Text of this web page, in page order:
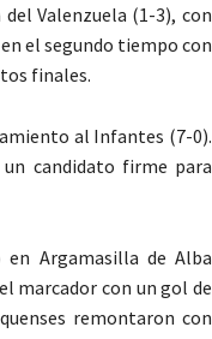
Valenzuela (1-3), con
el segundo tiempo con
finales.
al Infantes (7-0).
candidato firme para
Argamasilla de Alba
marcador con un gol de
remontaron con